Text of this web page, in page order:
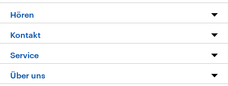
Programm
Die Nachrichten
Nachrichtenleicht
Neue Beiträge auf dlf.de
Hören
Livestream
Podcasts
Deutschlandfunk App
Kontakt
Hörerservice
Service
FAQ
Über uns